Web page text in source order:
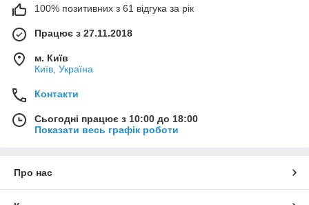
100% позитивних з 61 відгука за рік
Працює з 27.11.2018
м. Київ
Київ, Україна
Контакти
Сьогодні працює з 10:00 до 18:00
Показати весь графік роботи
Про нас